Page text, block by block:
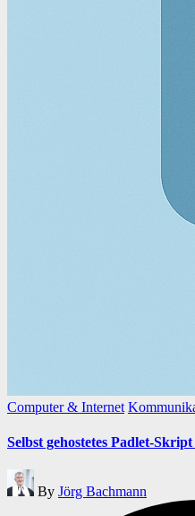
Posted
Computer & Internet
Selbst gehostetes Padlet-
Posted
by
By Jörg Bachmann